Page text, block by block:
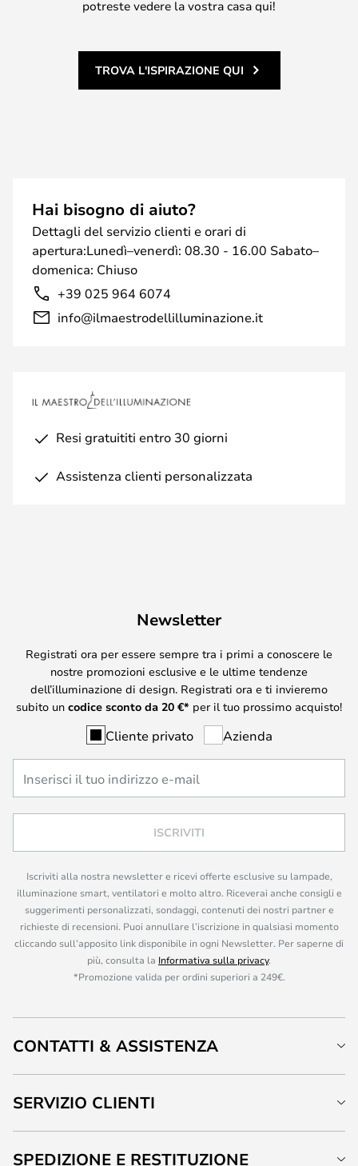
potreste vedere la vostra casa qui!
TROVA L'ISPIRAZIONE QUI
Hai bisogno di aiuto?
Dettagli del servizio clienti e orari di
apertura:Lunedì–venerdì: 08.30 - 16.00 Sabato–
domenica: Chiuso
+39 025 964 6074
info@ilmaestrodellilluminazione.it
Resi gratuititi entro 30 giorni
Assistenza clienti personalizzata
Newsletter
Registrati ora per essere sempre tra i primi a conoscere le
nostre promozioni esclusive e le ultime tendenze
dell’illuminazione di design. Registrati ora e ti invieremo
subito un codice sconto da 20 €* per il tuo prossimo acquisto!
Cliente privato Azienda
ISCRIVITI
Iscriviti alla nostra newsletter e ricevi offerte esclusive su lampade,
illuminazione smart, ventilatori e molto altro. Riceverai anche consigli e
suggerimenti personalizzati, sondaggi, contenuti dei nostri partner e
richieste di recensioni. Puoi annullare l’iscrizione in qualsiasi momento
cliccando sull’apposito link disponibile in ogni Newsletter. Per saperne di
più, consulta la Informativa sulla privacy.
*Promozione valida per ordini superiori a 249€.
CONTATTI & ASSISTENZA
SERVIZIO CLIENTI
SPEDIZIONE E RESTITUZIONE